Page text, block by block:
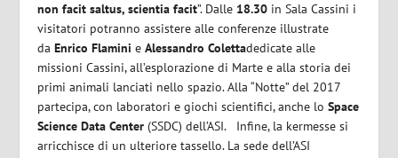
non facit saltus, scientia facit”. Dalle 18.30 in Sala Cassini i
visitatori potranno assistere alle conferenze illustrate
da Enrico Flamini eAlessandro Colettadedicate alle
missioni Cassini, all’esplorazione di Marte e alla storia dei
primi animali lanciati nello spazio. Alla “Notte” del 2017
partecipa, con laboratori e giochi scientifici, anche loSpace
Science Data Center(SSDC) dell’ASI. Infine, la kermesse si
arricchisce di un ulteriore tassello. La sede dell’ASI